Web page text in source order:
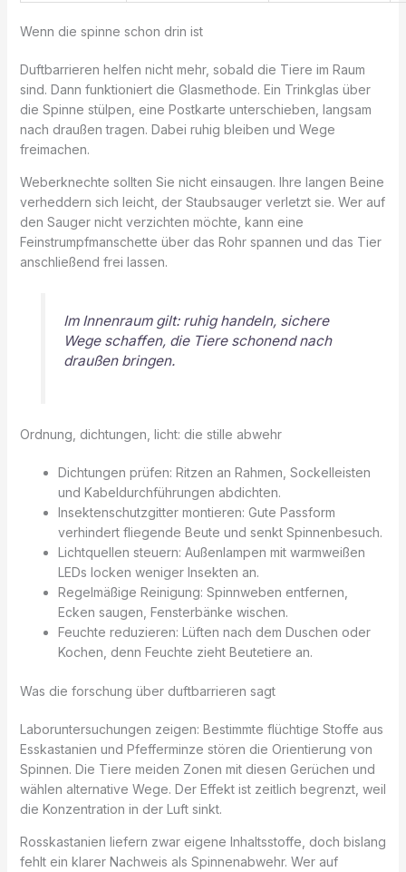
Wenn die spinne schon drin ist
Duftbarrieren helfen nicht mehr, sobald die Tiere im Raum
sind. Dann funktioniert die Glasmethode. Ein Trinkglas über
die Spinne stülpen, eine Postkarte unterschieben, langsam
nach draußen tragen. Dabei ruhig bleiben und Wege
freimachen.
Weberknechte sollten Sie nicht einsaugen. Ihre langen Beine
verheddern sich leicht, der Staubsauger verletzt sie. Wer auf
den Sauger nicht verzichten möchte, kann eine
Feinstrumpfmanschette über das Rohr spannen und das Tier
anschließend frei lassen.
Im Innenraum gilt: ruhig handeln, sichere
Wege schaffen, die Tiere schonend nach
draußen bringen.
Ordnung, dichtungen, licht: die stille abwehr
Dichtungen prüfen: Ritzen an Rahmen, Sockelleisten
und Kabeldurchführungen abdichten.
Insektenschutzgitter montieren: Gute Passform
verhindert fliegende Beute und senkt Spinnenbesuch.
Lichtquellen steuern: Außenlampen mit warmweißen
LEDs locken weniger Insekten an.
Regelmäßige Reinigung: Spinnweben entfernen,
Ecken saugen, Fensterbänke wischen.
Feuchte reduzieren: Lüften nach dem Duschen oder
Kochen, denn Feuchte zieht Beutetiere an.
Was die forschung über duftbarrieren sagt
Laboruntersuchungen zeigen: Bestimmte flüchtige Stoffe aus
Esskastanien und Pfefferminze stören die Orientierung von
Spinnen. Die Tiere meiden Zonen mit diesen Gerüchen und
wählen alternative Wege. Der Effekt ist zeitlich begrenzt, weil
die Konzentration in der Luft sinkt.
Rosskastanien liefern zwar eigene Inhaltsstoffe, doch bislang
fehlt ein klarer Nachweis als Spinnenabwehr. Wer auf